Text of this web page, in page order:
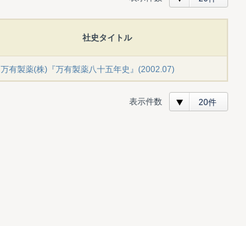
社史タイトル
万有製薬(株)『万有製薬八十五年史』(2002.07)
表示件数 20件